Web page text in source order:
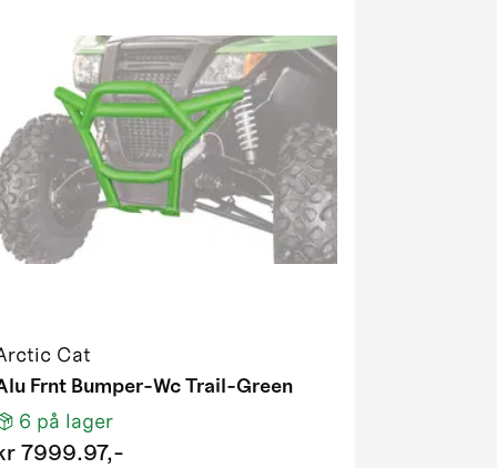
Cat
Frnt Bumper-Wc Trail-Green
6 på lager
7999.97,-